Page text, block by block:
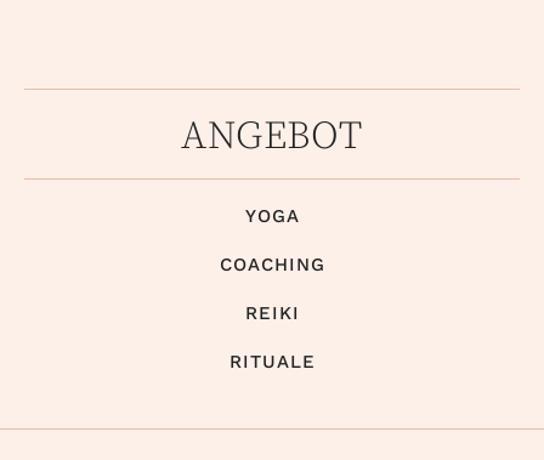
ANGEBOT
YOGA
COACHING
REIKI
RITUALE